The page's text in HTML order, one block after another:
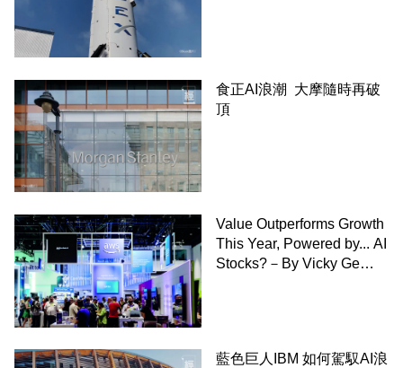
食正AI浪潮 大摩隨時再破
頂
Value Outperforms Growth
This Year, Powered by... AI
Stocks?－By Vicky Ge
藍色巨人IBM 如何駕馭AI浪